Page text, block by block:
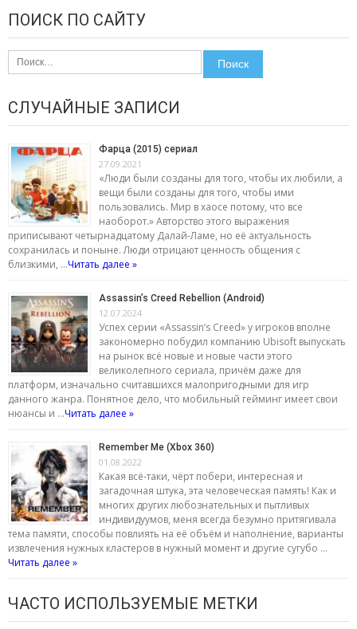
ПОИСК ПО САЙТУ
Найти:
СЛУЧАЙНЫЕ ЗАПИСИ
Фарца (2015) сериал
27.09.2021
«Люди были созданы для того, чтобы их любили, а
вещи были созданы для того, чтобы ими
пользовались. Мир в хаосе потому, что все
наоборот.» Авторство этого выражения
приписывают четырнадцатому Далай-Ламе, но её актуальность
сохранилась и поныне. Люди отрицают ценность общения с
близкими, …Читать далее »
Assassin’s Creed Rebellion (Android)
12.07.2024
Успех серии «Assassin’s Creed» у игроков вполне
закономерно побудил компанию Ubisoft выпускать
на рынок всё новые и новые части этого
великолепного сериала, причём даже для
платформ, изначально считавшихся малопригодными для игр
данного жанра. Понятное дело, что мобильный гейминг имеет свои
нюансы и …Читать далее »
Remember Me (Xbox 360)
01.08.2022
Какая всё-таки, чёрт побери, интересная и
загадочная штука, эта человеческая память! Как и
многих других любознательных и пытливых
индивидуумов, меня всегда безумно притягивала
тема памяти, способы повлиять на её объём и наполнение, варианты
извлечения нужных кластеров в нужный момент и другие сугубо …
Читать далее »
ЧАСТО ИСПОЛЬЗУЕМЫЕ МЕТКИ